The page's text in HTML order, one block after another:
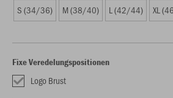
S (34/36) M (38/40) L (42/44) XL
Fixe Veredelungspositionen
Logo Brust